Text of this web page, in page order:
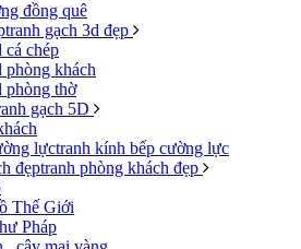
đồng quê
tranh gạch 3d đẹp
cá chép
phòng khách
phòng thờ
gạch 5D
tranh kính bếp cường lực
tranh phòng khách đẹp
Thế Giới
Pháp